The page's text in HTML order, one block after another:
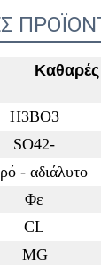
Καθαρές
H3BO3
SO42-
- αδιάλυτο
Φε
CL
MG